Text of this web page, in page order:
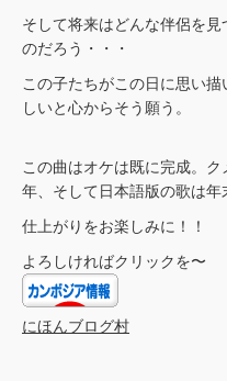
そして将来はどんな伴侶を
のだろう・・・
この子たちがこの日に思い
しいと心からそう願う。
この曲はオケは既に完成。
年、そして日本語版の歌は年
仕上がりをお楽しみに！！
よろしければクリックを〜
にほんブログ村